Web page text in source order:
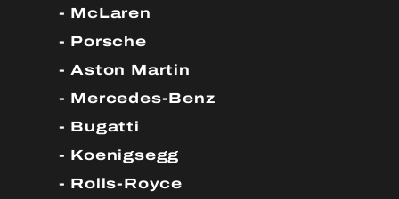
McLaren
Porsche
Aston Martin
Mercedes-Benz
Bugatti
Koenigsegg
Rolls-Royce